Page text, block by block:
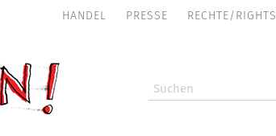
NAVIGATION
HANDEL PRESSE RECHTE/RIGHTS